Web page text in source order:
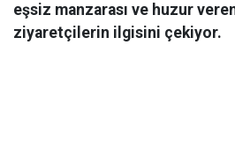
eşsiz manzarası ve huzur
ziyaretçilerin ilgisini çekiyor.